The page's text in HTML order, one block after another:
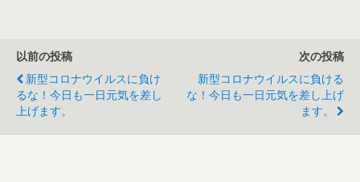
以前の投稿
新型コロナウイルスに負け
るな！今日も一日元気を差し
上げます。
次の投稿
新型コロナウイルスに負ける
な！今日も一日元気を差し上げ
ます。